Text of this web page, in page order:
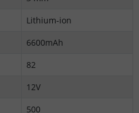
Lithium-ion
6600mAh
82
12V
500